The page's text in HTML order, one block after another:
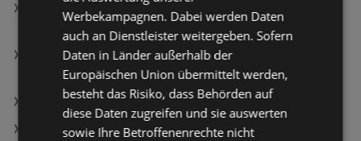
NIVEA Gesichtscreme Q10 Anti-Falten Extra
Reichhaltig LSF15
essence Lippenstift Blur Soufflé Matte 03 Hot
Offline
BIPA Angebote
dm Angebote
Werbekampagnen. Dabei werden Daten
auch an Dienstleister weitergeben. Sofern
Daten in Länder außerhalb der
Europäischen Union übermittelt werden,
besteht das Risiko, dass Behörden auf
diese Daten zugreifen und sie auswerten
sowie Ihre Betroffenenrechte nicht